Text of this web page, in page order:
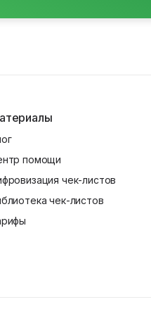
помощи
чек-листов
чек-листов